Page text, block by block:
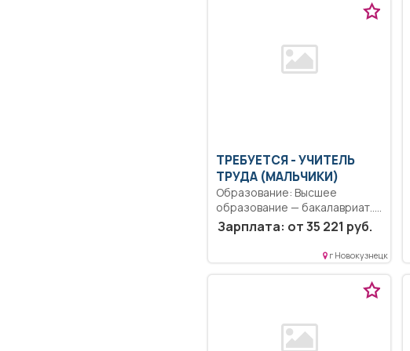
ТРЕБУЕТСЯ - УЧИТЕЛЬ
ТРУДА (МАЛЬЧИКИ)
Образование: Высшее
образование — бакалавриат..
Обучение методам понимания
сообщения:...
Зарплата: от 35 221 руб.
г Новокузнецк